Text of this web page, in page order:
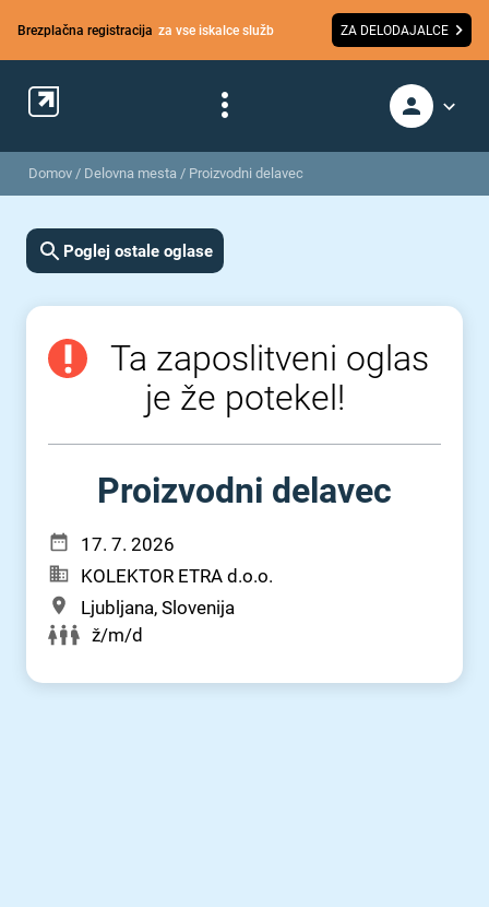
Brezplačna registracija za vse iskalce služb ZA DELODAJALCE
Domov / Delovna mesta / Proizvodni delavec
Poglej ostale oglase
Ta zaposlitveni oglas
je že potekel!
Proizvodni delavec
17. 7. 2026
KOLEKTOR ETRA d.o.o.
Ljubljana, Slovenija
ž/m/d